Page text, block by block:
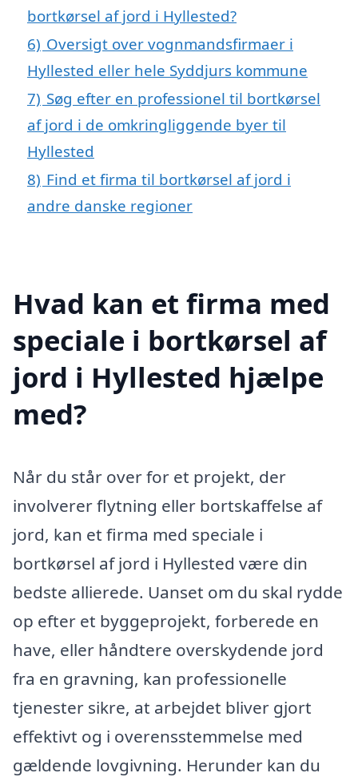
bortkørsel af jord i Hyllested?
6) Oversigt over vognmandsfirmaer i
Hyllested eller hele Syddjurs kommune
7) Søg efter en professionel til bortkørsel
af jord i de omkringliggende byer til
Hyllested
8) Find et firma til bortkørsel af jord i
andre danske regioner
Hvad kan et firma med
speciale i bortkørsel af
jord i Hyllested hjælpe
med?
Når du står over for et projekt, der
involverer flytning eller bortskaffelse af
jord, kan et firma med speciale i
bortkørsel af jord i Hyllested være din
bedste allierede. Uanset om du skal rydde
op efter et byggeprojekt, forberede en
have, eller håndtere overskydende jord
fra en gravning, kan professionelle
tjenester sikre, at arbejdet bliver gjort
effektivt og i overensstemmelse med
gældende lovgivning. Herunder kan du